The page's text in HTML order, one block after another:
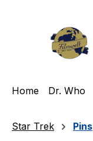
Home Dr. Who
Star Trek Pins